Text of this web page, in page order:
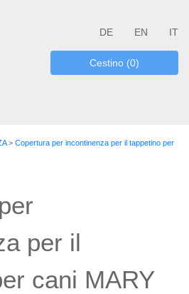
DE EN IT
Cestino (0)
> Copertura per incontinenza per il tappetino per
per il
cani MARY